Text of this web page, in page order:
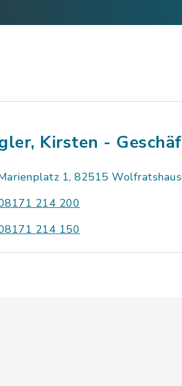
Kirsten -
1, 82515
214 200
214 150